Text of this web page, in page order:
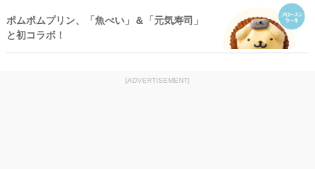
ポムポムプリン、「魚べい」＆「元気寿司」
と初コラボ！
[ADVERTISEMENT]